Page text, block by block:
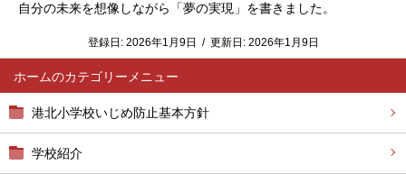
ホーム
港北小学校いじめ防止基本方針
学校紹介
自分の未来を想像しながら「夢の実現」を書きました。
登録日: 2026年1月9日 / 更新日: 2026年1月9日